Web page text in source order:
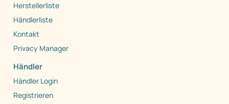
Herstellerliste
Händlerliste
Kontakt
Privacy Manager
Händler
Händler Login
Registrieren